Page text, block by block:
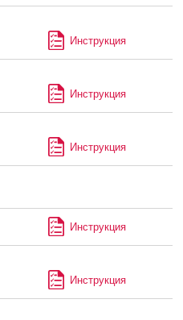
Инструкция
Инструкция
Инструкция
Инструкция
Инструкция